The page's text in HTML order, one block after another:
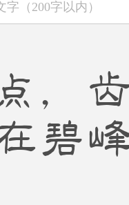
，
碧